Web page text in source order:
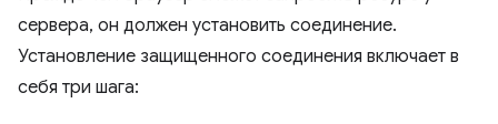
сервера, он должен установить соединение.
Установление защищенного соединения включает в
себя три шага: